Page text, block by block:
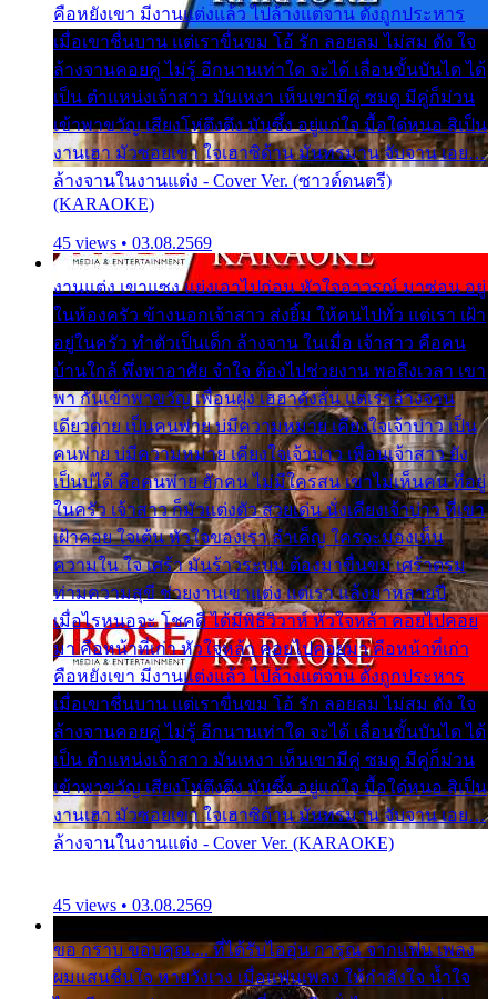
คือหยังเขา มีงานแต่งแล้ว ไปล้างแต่จาน ดั่งถูกประหาร
เมื่อเขาชื่นบาน แต่เราขื่นขม โอ้ รัก ลอยลม ไม่สม ดัง ใจ
ล้างจานคอยคู่ ไม่รู้ อีกนานเท่าใด จะได้ เลื่อนขั้นบันได ได้
เป็น ตำแหน่งเจ้าสาว มันเหงา เห็นเขามีคู่ ซมดู มีคู่ก็ม่วน
เข้าพาขวัญ เสียงโห่ตึงตึง มันซึ้ง อยู่แก่ใจ มื้อใด๋หนอ สิเป็น
งานเฮา มัวซอยเขา ใจเฮาซิด้าน มันทรมาน จับจาน เอย…
ล้างจานในงานแต่ง - Cover Ver. (ซาวด์ดนตรี)
(KARAOKE)
45 views • 03.08.2569
งานแต่ง เขาแซง แย่งเอาไปก่อน หัวใจอาวรณ์ มาซ่อน อยู่
ในห้องครัว ข้างนอกเจ้าสาว ส่งยิ้ม ให้คนไปทั่ว แต่เรา เฝ้า
อยู่ในครัว ทำตัวเป็นเด็ก ล้างจาน ในเมื่อ เจ้าสาว คือคน
บ้านใกล้ พึ่งพาอาศัย จำใจ ต้องไปช่วยงาน พอถึงเวลา เขา
พา กันเข้าพาขวัญ เพื่อนฝูง เฮฮาดังลั่น แต่เราล้างจาน
เดียวดาย เป็นคนพ่าย บ่มีความหมาย เคียงใจเจ้าบ่าว เป็น
คนพ่าย บ่มีความหมาย เคียงใจเจ้าบ่าว เพื่อนเจ้าสาว ยัง
เป็นบ่ได้ คือคนพ่าย ฮักคน ไม่มีใครสน เขาไม่เห็นคน ที่อยู่
ในครัว เจ้าสาว ก็มัวแต่งตัว สวยเด่น นั่งเคียงเจ้าบ่าว ที่เขา
เฝ้าคอย ใจเต้น หัวใจของเรา ลำเค็ญ ใครจะมองเห็น
ความใน ใจ เศร้า มันร้าวระบม ต้องมาขื่นขม เศร้าตรม
ท่ามความสุขี ช่วยงานเขาแต่ง แต่เรา แล้งมาหลายปี
เมื่อไรหนอจะ โชคดี ได้มีพิธีวิวาห์ หัวใจหล้า คอยไปคอย
มา คือหน้าที่เก่า หัวใจหล้า คอยไปคอยมา คือหน้าที่เก่า
คือหยังเขา มีงานแต่งแล้ว ไปล้างแต่จาน ดั่งถูกประหาร
เมื่อเขาชื่นบาน แต่เราขื่นขม โอ้ รัก ลอยลม ไม่สม ดัง ใจ
ล้างจานคอยคู่ ไม่รู้ อีกนานเท่าใด จะได้ เลื่อนขั้นบันได ได้
เป็น ตำแหน่งเจ้าสาว มันเหงา เห็นเขามีคู่ ซมดู มีคู่ก็ม่วน
เข้าพาขวัญ เสียงโห่ตึงตึง มันซึ้ง อยู่แก่ใจ มื้อใด๋หนอ สิเป็น
งานเฮา มัวซอยเขา ใจเฮาซิด้าน มันทรมาน จับจาน เอย…
ล้างจานในงานแต่ง - Cover Ver. (KARAOKE)
45 views • 03.08.2569
ขอ กราบ ขอบคุณ.... ที่ได้รับไออุ่น การุณ จากแฟน เพลง
ผมแสนชื่นใจ หายวังเวง เมื่อแฟนเพลง ให้กำลังใจ น้ำใจ